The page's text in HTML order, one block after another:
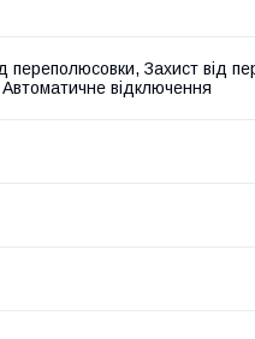
переполюсовки, Захист від
відключення